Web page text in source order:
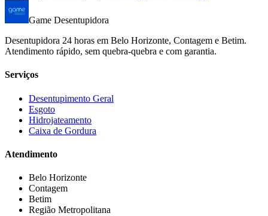
Game Desentupidora
Desentupidora 24 horas em Belo Horizonte, Contagem e Betim.
Atendimento rápido, sem quebra-quebra e com garantia.
Serviços
Desentupimento Geral
Esgoto
Hidrojateamento
Caixa de Gordura
Atendimento
Belo Horizonte
Contagem
Betim
Região Metropolitana